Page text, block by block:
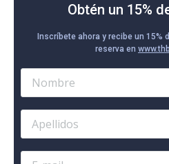
Obtén un 15%
Inscríbete ahora y recibe un 15%
reserva en